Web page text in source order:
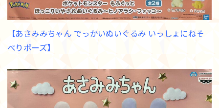
【あさみみちゃん でっかいぬいぐるみ いっしょにねそ
べりポーズ】